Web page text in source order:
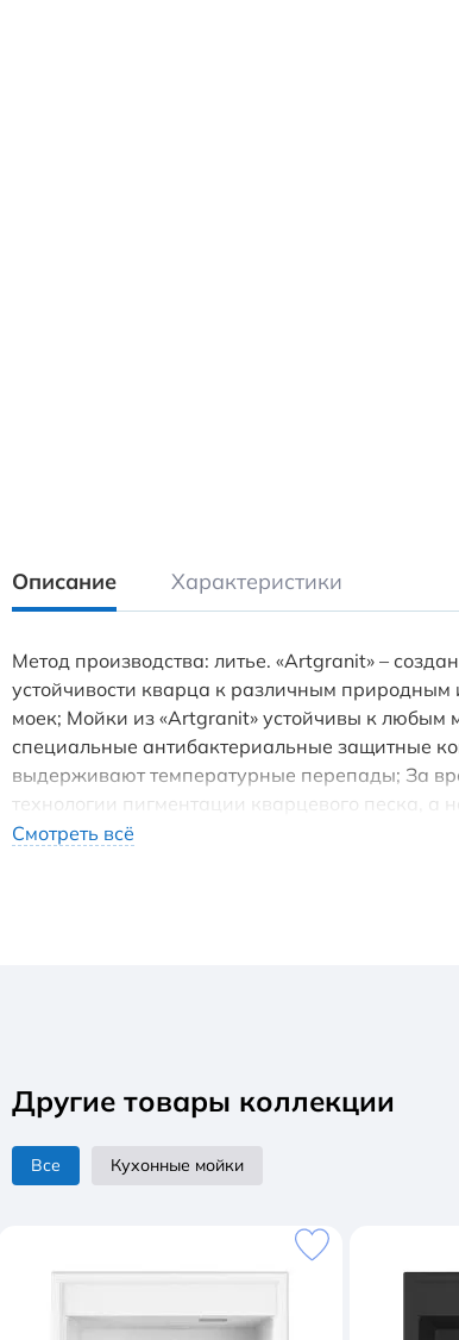
Описание Характеристики
Метод производства: литье. «Artgranit» –
устойчивости кварца к различным природным
моек; Мойки из «Artgranit» устойчивы к любым
специальные антибактериальные защитные
выдерживают температурные перепады; За
технологии пигментации кварцевого песка, а
донный клапан (автоматический донный
Смотреть всё
Другие товары коллекции
Все Кухонные мойки